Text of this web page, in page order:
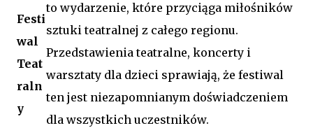
Festi
wal
Teat
raln
y
to wydarzenie, które przyciąga miłośników
sztuki teatralnej z całego regionu.
Przedstawienia teatralne, koncerty i
warsztaty dla dzieci sprawiają, że festiwal
ten jest niezapomnianym doświadczeniem
dla wszystkich uczestników.